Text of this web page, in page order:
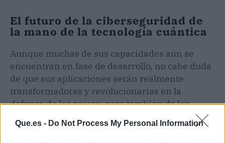
Que.es - Do Not Process My Personal Information
El futuro de la ciberseguridad de
la mano de la tecnología cuántica
Aunque muchas de sus capacidades aún se
encuentran en fase de desarrollo, no cabe duda
de que sus aplicaciones serán realmente
transformadoras y revolucionarias en la
defensa de los países, pero también de los
ciudadanos y sus datos. “Hemos de trabajar por
comprender y mejorar esta tecnología con el